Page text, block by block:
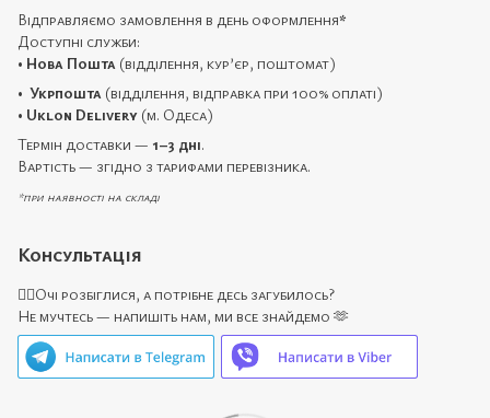
Відправляємо замовлення в день оформлення*
Доступні служби:
• Нова Пошта (відділення, кур’єр, поштомат)
• Укрпошта (відділення, відправка при 100% оплаті)
• Uklon Delivery (м. Одеса)
Термін доставки — 1–3 дні.
Вартість — згідно з тарифами перевізника.
*при наявності на складі
Консультація
🙋‍♀️Очі розбіглися, а потрібне десь загубилось?
Не мучтесь — напишіть нам, ми все знайдемо 🫶